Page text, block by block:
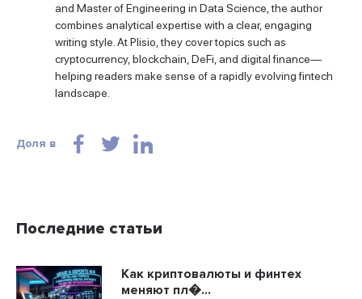
and Master of Engineering in Data Science, the author
combines analytical expertise with a clear, engaging
writing style. At Plisio, they cover topics such as
cryptocurrency, blockchain, DeFi, and digital finance—
helping readers make sense of a rapidly evolving fintech
landscape.
Доля в
Последние статьи
Как криптовалюты и финтех
меняют пл�...